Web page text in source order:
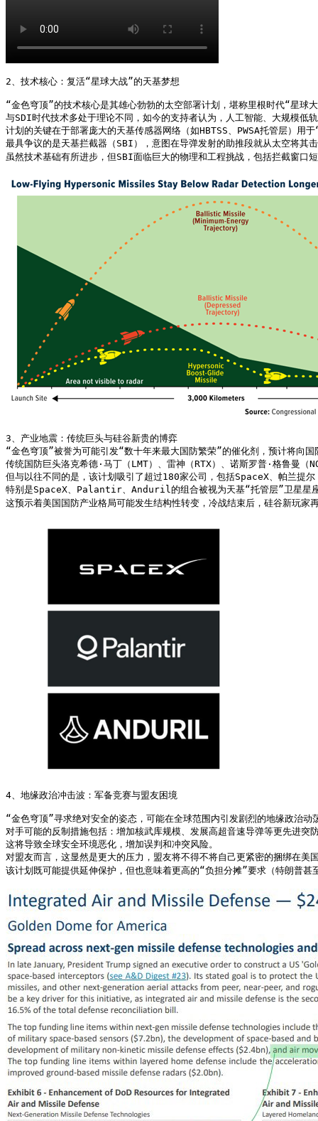
2、技术核心：复活“星球大战”的天基梦想
“金色穹顶”的技术核心是其雄心勃勃的太空部署计划，堪称里根时代“星球
与SDI时代技术多处于理论不同，如今的支持者认为，人工智能、大规模
计划的关键在于部署庞大的天基传感器网络（如HBTSS、PWSA托管层）
最具争议的是天基拦截器（SBI），意图在导弹发射的助推段就从太空将其
虽然技术基础有所进步，但SBI面临巨大的物理和工程挑战，包括拦截窗
3、产业地震：传统巨头与硅谷新贵的博弈
“金色穹顶”被誉为可能引发“数十年来最大国防繁荣”的催化剂，预计将向
传统国防巨头洛克希德·马丁（LMT）、雷神（RTX）、诺斯罗普·格鲁曼
但与以往不同的是，该计划吸引了超过180家公司，包括SpaceX、帕兰
特别是SpaceX、Palantir、Anduril的组合被视为天基“托管层”卫星星
这预示着美国国防产业格局可能发生结构性转变，冷战结束后，硅谷新玩家
4、地缘政治冲击波：军备竞赛与盟友困境
“金色穹顶”寻求绝对安全的姿态，可能在全球范围内引发剧烈的地缘政治
对手可能的反制措施包括：增加核武库规模、发展高超音速导弹等更先进
这将导致全球安全环境恶化，增加误判和冲突风险。
对盟友而言，这显然是更大的压力，盟友将不得不将自己更紧密的捆绑在美
该计划既可能提供延伸保护，但也意味着更高的“负担分摊”要求（特朗普